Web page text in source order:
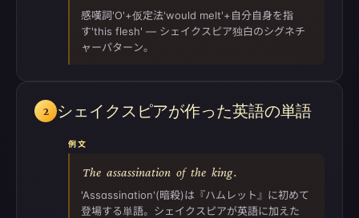
感嘆詞'O'+仮定法'would melt'+自分自身を指
す'this flesh' — シェイクスピア独白のシグネチ
ャーパターン。
2 シェイクスピアが作った英語の単語
例文
The assassination of the king.
'Assassination'(暗殺)は『ハムレット』に初めて
登場する単語。シェイクスピアが英語に加えた